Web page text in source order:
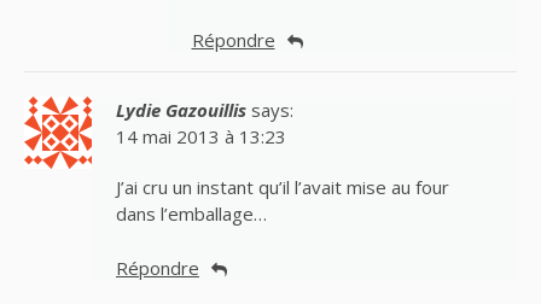
Répondre
Lydie Gazouillis says:
14 mai 2013 à 13:23
J’ai cru un instant qu’il l’avait mise au four
dans l’emballage…
Répondre